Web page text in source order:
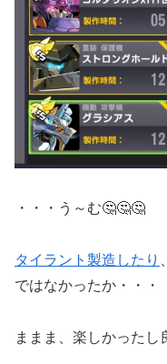
・・・う～む🤔🤔🤔
タイラント製造したり 、
ではなかったか・・・
ままま、楽しかったし